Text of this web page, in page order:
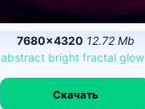
7680×4320 12.72 Mb
abstract bright fractal glow
Скачать